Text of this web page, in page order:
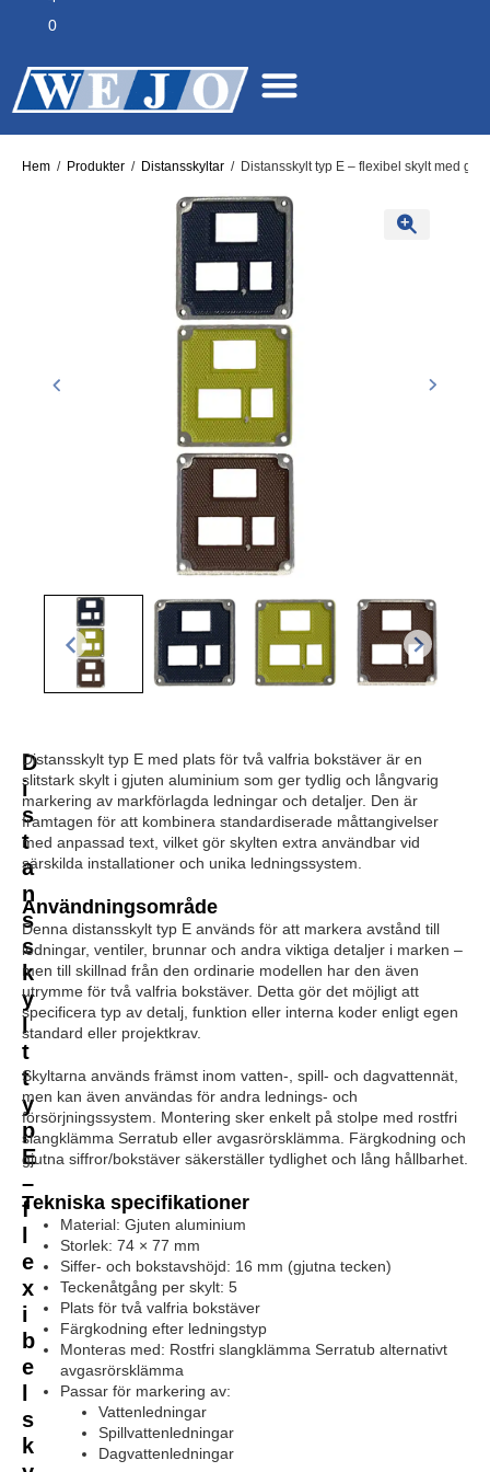
0
Hem / Produkter / Distansskyltar / Distansskylt typ E – flexibel skylt med
D
i
s
t
a
n
s
s
k
y
l
t
t
y
p
E
–
f
e
x
i
b
e
s
k
Distansskylt typ E med plats för två valfria bokstäver är en
slitstark skylt i gjuten aluminium som ger tydlig och långvarig
markering av markförlagda ledningar och detaljer. Den är
framtagen för att kombinera standardiserade måttangivelser
med anpassad text, vilket gör skylten extra användbar vid
särskilda installationer och unika ledningssystem.
Användningsområde
Denna distansskylt typ E används för att markera avstånd till
ledningar, ventiler, brunnar och andra viktiga detaljer i marken –
men till skillnad från den ordinarie modellen har den även
utrymme för två valfria bokstäver. Detta gör det möjligt att
specificera typ av detalj, funktion eller interna koder enligt egen
standard eller projektkrav.
Skyltarna används främst inom vatten-, spill- och dagvattennät,
men kan även användas för andra lednings- och
försörjningssystem. Montering sker enkelt på stolpe med rostfri
slangklämma Serratub eller avgasrörsklämma. Färgkodning och
gjutna siffror/bokstäver säkerställer tydlighet och lång hållbarhet.
Tekniska specifikationer
Material: Gjuten aluminium
Storlek: 74 × 77 mm
Siffer- och bokstavshöjd: 16 mm (gjutna tecken)
Teckenåtgång per skylt: 5
Plats för två valfria bokstäver
Färgkodning efter ledningstyp
Monteras med: Rostfri slangklämma Serratub alternativt
avgasrörsklämma
Passar för markering av:
Vattenledningar
Spillvattenledningar
Dagvattenledningar